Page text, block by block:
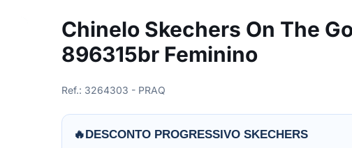
Chinelo Skechers On The
896315br Feminino
Ref.: 3264303 - PRAQ
🔥DESCONTO PROGRESSIVO SKECHERS